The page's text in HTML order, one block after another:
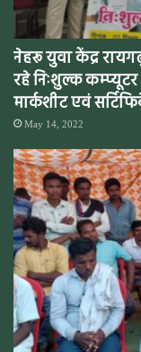
नेहरू युवा केंद्र
रहे निःशुल्क कम्प्यूटर
मार्कशीट एवं
May 14, 2022